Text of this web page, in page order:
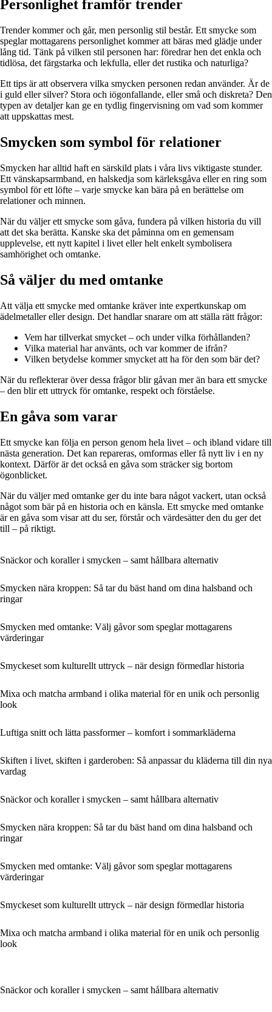
Personlighet framför trender
Trender kommer och går, men personlig stil består. Ett smycke som
speglar mottagarens personlighet kommer att bäras med glädje under
lång tid. Tänk på vilken stil personen har: föredrar hen det enkla och
tidlösa, det färgstarka och lekfulla, eller det rustika och naturliga?
Ett tips är att observera vilka smycken personen redan använder. Är de
i guld eller silver? Stora och iögonfallande, eller små och diskreta? Den
typen av detaljer kan ge en tydlig fingervisning om vad som kommer
att uppskattas mest.
Smycken som symbol för relationer
Smycken har alltid haft en särskild plats i våra livs viktigaste stunder.
Ett vänskapsarmband, en halskedja som kärleksgåva eller en ring som
symbol för ett löfte – varje smycke kan bära på en berättelse om
relationer och minnen.
När du väljer ett smycke som gåva, fundera på vilken historia du vill
att det ska berätta. Kanske ska det påminna om en gemensam
upplevelse, ett nytt kapitel i livet eller helt enkelt symbolisera
samhörighet och omtanke.
Så väljer du med omtanke
Att välja ett smycke med omtanke kräver inte expertkunskap om
ädelmetaller eller design. Det handlar snarare om att ställa rätt frågor:
Vem har tillverkat smycket – och under vilka förhållanden?
Vilka material har använts, och var kommer de ifrån?
Vilken betydelse kommer smycket att ha för den som bär det?
När du reflekterar över dessa frågor blir gåvan mer än bara ett smycke
– den blir ett uttryck för omtanke, respekt och förståelse.
En gåva som varar
Ett smycke kan följa en person genom hela livet – och ibland vidare till
nästa generation. Det kan repareras, omformas eller få nytt liv i en ny
kontext. Därför är det också en gåva som sträcker sig bortom
ögonblicket.
När du väljer med omtanke ger du inte bara något vackert, utan också
något som bär på en historia och en känsla. Ett smycke med omtanke
är en gåva som visar att du ser, förstår och värdesätter den du ger det
till – på riktigt.
Snäckor och koraller i smycken – samt hållbara alternativ
Smycken nära kroppen: Så tar du bäst hand om dina halsband och
ringar
Smycken med omtanke: Välj gåvor som speglar mottagarens
värderingar
Smyckeset som kulturellt uttryck – när design förmedlar historia
Mixa och matcha armband i olika material för en unik och personlig
look
Luftiga snitt och lätta passformer – komfort i sommarkläderna
Skiften i livet, skiften i garderoben: Så anpassar du kläderna till din nya
vardag
Snäckor och koraller i smycken – samt hållbara alternativ
Smycken nära kroppen: Så tar du bäst hand om dina halsband och
ringar
Smycken med omtanke: Välj gåvor som speglar mottagarens
värderingar
Smyckeset som kulturellt uttryck – när design förmedlar historia
Mixa och matcha armband i olika material för en unik och personlig
look
Snäckor och koraller i smycken – samt hållbara alternativ